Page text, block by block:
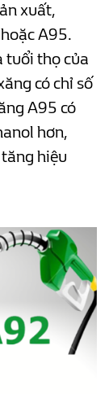
xuất,
A95.
tuổi thọ của
có chỉ số
A95 có
hơn,
hiệu